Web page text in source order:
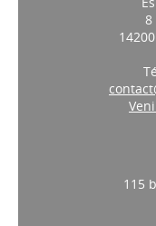
8
115